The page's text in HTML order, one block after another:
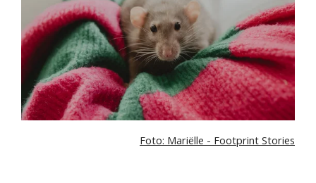
Foto: Mariëlle - Footprint Stories